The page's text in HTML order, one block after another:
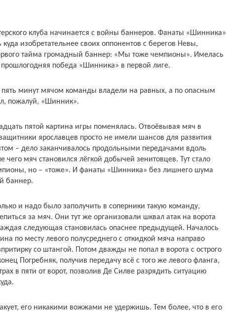
клуба начинается с войны баннеров. Фанаты «Шинника»
куда изобретательнее своих оппонентов с берегов Невы,
тайма громадный баннер: «Мы тоже чемпионы». Имелась
прош­логодняя победа «Шинника» в первой лиге.
минут мячом команды владели на равных, а по опасным
пожалуй, «Шинник».
пятой картина игры поменялась. Отвоёвывая мяч в
ярославцев просто не имели шансов для развития
– дело заканчивалось продольными передачами вдоль
чего мяч становился лёгкой добычей зенитовцев. Тут стало
но – «тоже». И фанаты «Шинника» без лишнего шума
баннер.
и надо было заполучить в соперники такую команду,
за мяч. Они тут же организовали шквал атак на ворота
следующая становилась опаснее предыдущей. Началось
по месту левого полусреднего с откидкой мяча направо
со штангой. Потом дважды не попал в ворота с острого
Погребняк, получив передачу всё с того же левого фланга,
в пяти от ворот, позволив Де Силве разрядить ситуацию
его никакими вожжами не удержишь. Тем более, что в его